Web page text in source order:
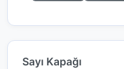
Sayı Kapağı